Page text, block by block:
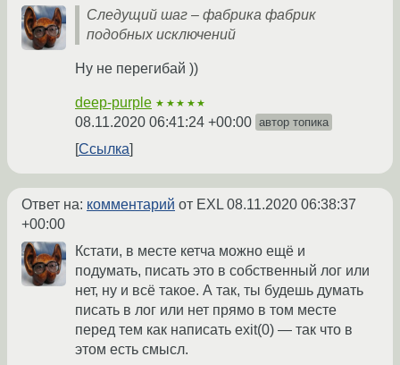
Следущий шаг – фабрика фабрик
подобных исключений
Ну не перегибай ))
deep-purple ★★★★★
08.11.2020 06:41:24 +00:00 автор топика
Ссылка
Ответ на: комментарий от EXL08.11.2020 06:38:37
+00:00
Кстати, в месте кетча можно ещё и
подумать, писать это в собственный лог или
нет, ну и всё такое. А так, ты будешь думать
писать в лог или нет прямо в том месте
перед тем как написать exit(0) — так что в
этом есть смысл.